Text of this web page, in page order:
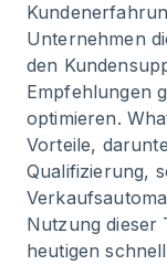
Unternehmen
den
Empfehlungen
optimieren.
Vorteile,
Qualifizierung,
Nutzung dieser
heutigen